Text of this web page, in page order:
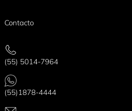
Contacto
(55) 5014-7964
(55)1878-4444